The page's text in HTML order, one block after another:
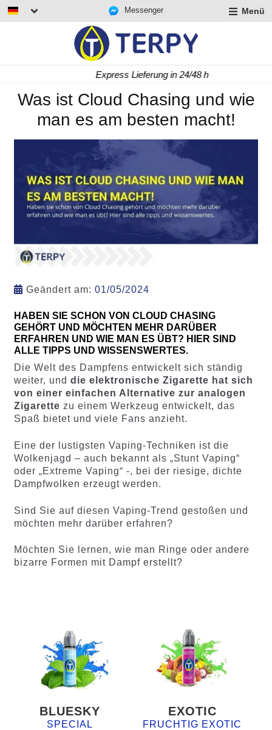
Messenger Menü
Express Lieferung in 24/48 h
Was ist Cloud Chasing und wie
man es am besten macht!
Geändert am: 01/05/2024
HABEN SIE SCHON VON CLOUD CHASING
GEHÖRT UND MÖCHTEN MEHR DARÜBER
ERFAHREN UND WIE MAN ES ÜBT? HIER SIND
ALLE TIPPS UND WISSENSWERTES.
Die Welt des Dampfens entwickelt sich ständig
weiter, und die elektronische Zigarette hat sich
von einer einfachen Alternative zur analogen
Zigarette zu einem Werkzeug entwickelt, das
Spaß bietet und viele Fans anzieht.
Eine der lustigsten Vaping-Techniken ist die
Wolkenjagd – auch bekannt als „Stunt Vaping“
oder „Extreme Vaping“ -, bei der riesige, dichte
Dampfwolken erzeugt werden.
Sind Sie auf diesen Vaping-Trend gestoßen und
möchten mehr darüber erfahren?
Möchten Sie lernen, wie man Ringe oder andere
bizarre Formen mit Dampf erstellt?
BLUESKY
SPECIAL
EXOTIC
FRUCHTIG EXOTIC